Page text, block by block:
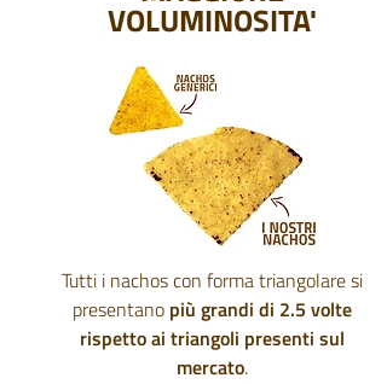
VOLUMINOSITA'
Tutti i nachos con forma triangolare si
presentano più grandi di 2.5 volte
rispetto ai triangoli presenti sul
mercato.